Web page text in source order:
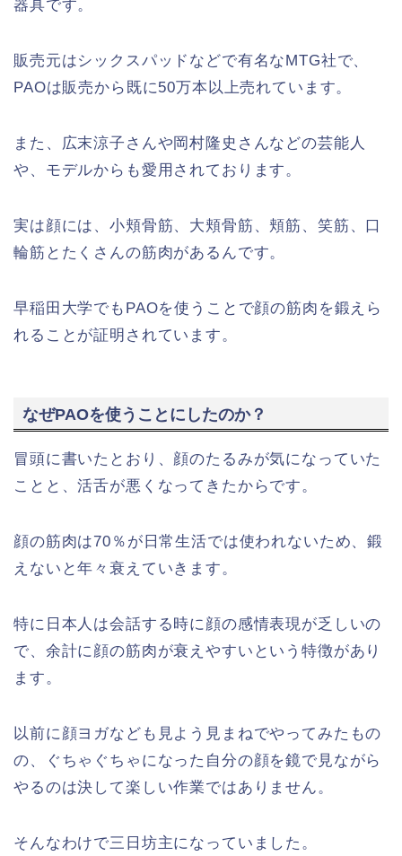
器具です。
販売元はシックスパッドなどで有名なMTG社で、
PAOは販売から既に50万本以上売れています。
また、広末涼子さんや岡村隆史さんなどの芸能人
や、モデルからも愛用されております。
実は顔には、小頬骨筋、大頬骨筋、頬筋、笑筋、口
輪筋とたくさんの筋肉があるんです。
早稲田大学でもPAOを使うことで顔の筋肉を鍛えら
れることが証明されています。
なぜPAOを使うことにしたのか？
冒頭に書いたとおり、顔のたるみが気になっていた
ことと、活舌が悪くなってきたからです。
顔の筋肉は70％が日常生活では使われないため、鍛
えないと年々衰えていきます。
特に日本人は会話する時に顔の感情表現が乏しいの
で、余計に顔の筋肉が衰えやすいという特徴があり
ます。
以前に顔ヨガなども見よう見まねでやってみたもの
の、ぐちゃぐちゃになった自分の顔を鏡で見ながら
やるのは決して楽しい作業ではありません。
そんなわけで三日坊主になっていました。